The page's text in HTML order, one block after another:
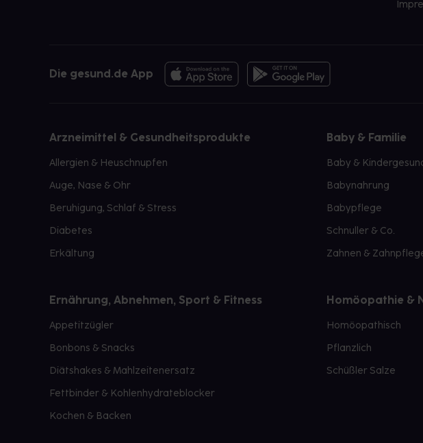
Die gesund.de App
Arzneimittel & Gesundheitsprodukte
Allergien & Heuschnupfen
Auge, Nase & Ohr
Beruhigung, Schlaf & Stress
Diabetes
Erkältung
Baby & Familie
Baby &
Babynahrung
Babypflege
Schnuller & Co.
Zahnen &
Ernährung, Abnehmen, Sport & Fitness
Appetitzügler
Bonbons & Snacks
Diätshakes & Mahlzeitenersatz
Fettbinder & Kohlenhydrateblocker
Kochen & Backen
Homöopathie &
Homöopathisch
Pflanzlich
Schüßler Salze